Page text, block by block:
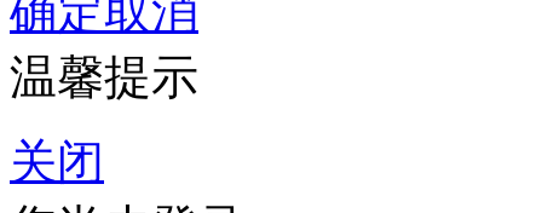
确定取消
温馨提示
关闭